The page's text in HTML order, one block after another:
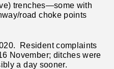
trenches—some with
road choke points
Resident complaints
November; ditches were
a day sooner.